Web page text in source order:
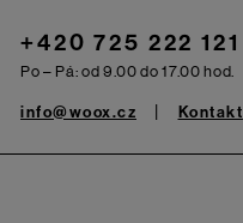
+420 725 222 121
Po – Pá: od 9.00 do 17.00 hod.
info@woox.cz Kontakt